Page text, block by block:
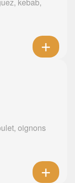
kebab,
oignons